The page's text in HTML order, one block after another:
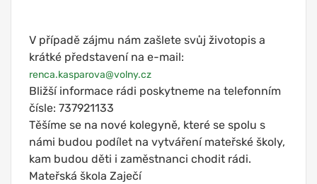
V případě zájmu nám zašlete svůj životopis a
krátké představení na e-mail:
renca.kasparova@volny.cz
Bližší informace rádi poskytneme na telefonním
čísle: 737921133
Těšíme se na nové kolegyně, které se spolu s
námi budou podílet na vytváření mateřské školy,
kam budou děti i zaměstnanci chodit rádi.
Mateřská škola Zaječí